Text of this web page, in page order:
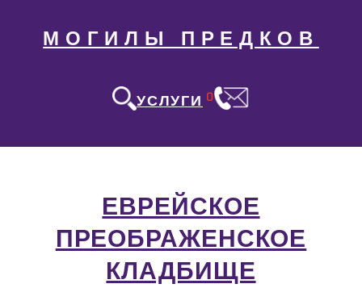
МОГИЛЫ ПРЕДКОВ
УСЛУГИ 0
ЕВРЕЙСКОЕ
ПРЕОБРАЖЕНСКОЕ
КЛАДБИЩЕ